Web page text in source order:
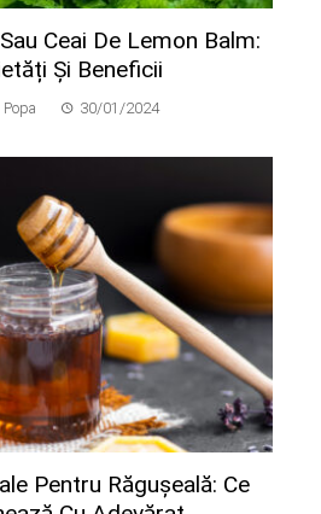
Ceai De Lemon Balm:
Și Beneficii
30/01/2024
Pentru Răgușeală: Ce